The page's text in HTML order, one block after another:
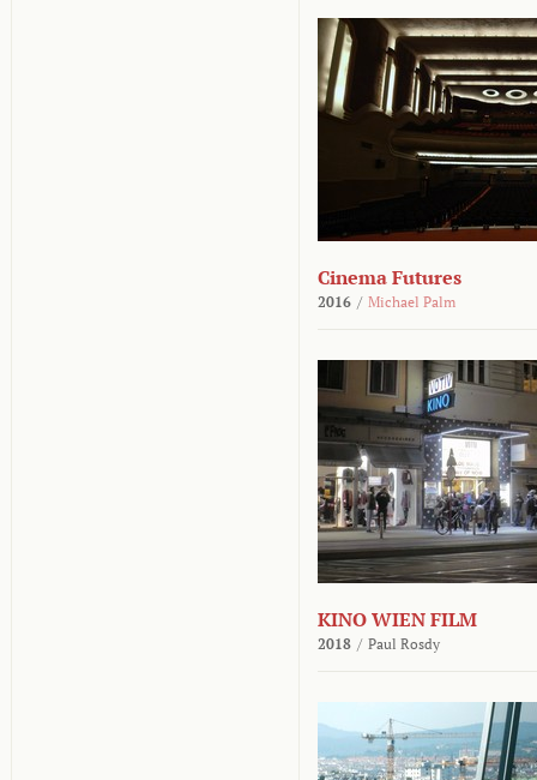
Cinema Futures
2016 / Michael Palm
KINO WIEN FILM
2018 / Paul Rosdy